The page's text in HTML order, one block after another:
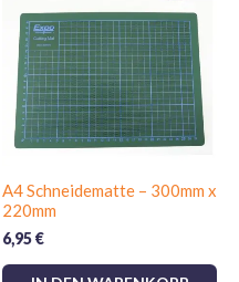
A4 Schneidematte – 300mm x
220mm
6,95€